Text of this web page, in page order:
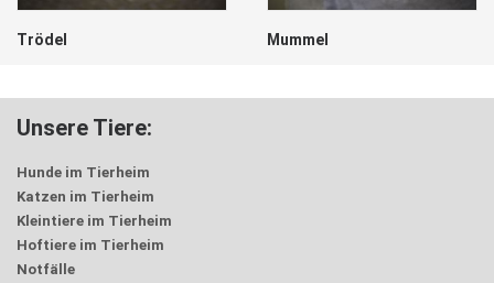
Trödel Mummel
Unsere Tiere:
Hunde im Tierheim
Katzen im Tierheim
Kleintiere im Tierheim
Hoftiere im Tierheim
Notfälle